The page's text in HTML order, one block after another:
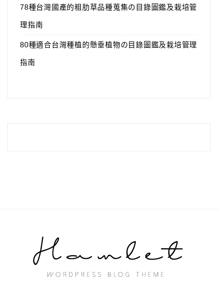
78種台灣國產的粗肋草品種蒐集の目錄圖鑑及栽培管
理指南
80種適合台灣種植的懸垂植物の目錄圖鑑及栽培管理
指南